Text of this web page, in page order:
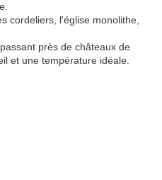
cordeliers, l'église monolithe,
près de châteaux de
et une température idéale.